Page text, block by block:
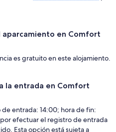
aparcamiento en Comfort
es gratuito en este alojamiento.
la entrada en Comfort
entrada: 14:00; hora de fin:
efectuar el registro de entrada
Esta opción está sujeta a